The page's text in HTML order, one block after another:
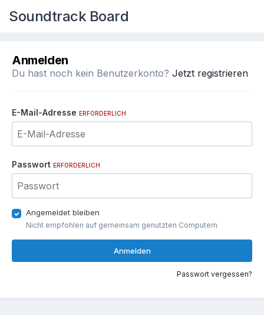
Soundtrack Board
Anmelden
Du hast noch kein Benutzerkonto? Jetzt registrieren
E-Mail-Adresse ERFORDERLICH
Passwort ERFORDERLICH
Angemeldet bleiben
Nicht empfohlen auf gemeinsam genutzten Computern
Anmelden
Passwort vergessen?